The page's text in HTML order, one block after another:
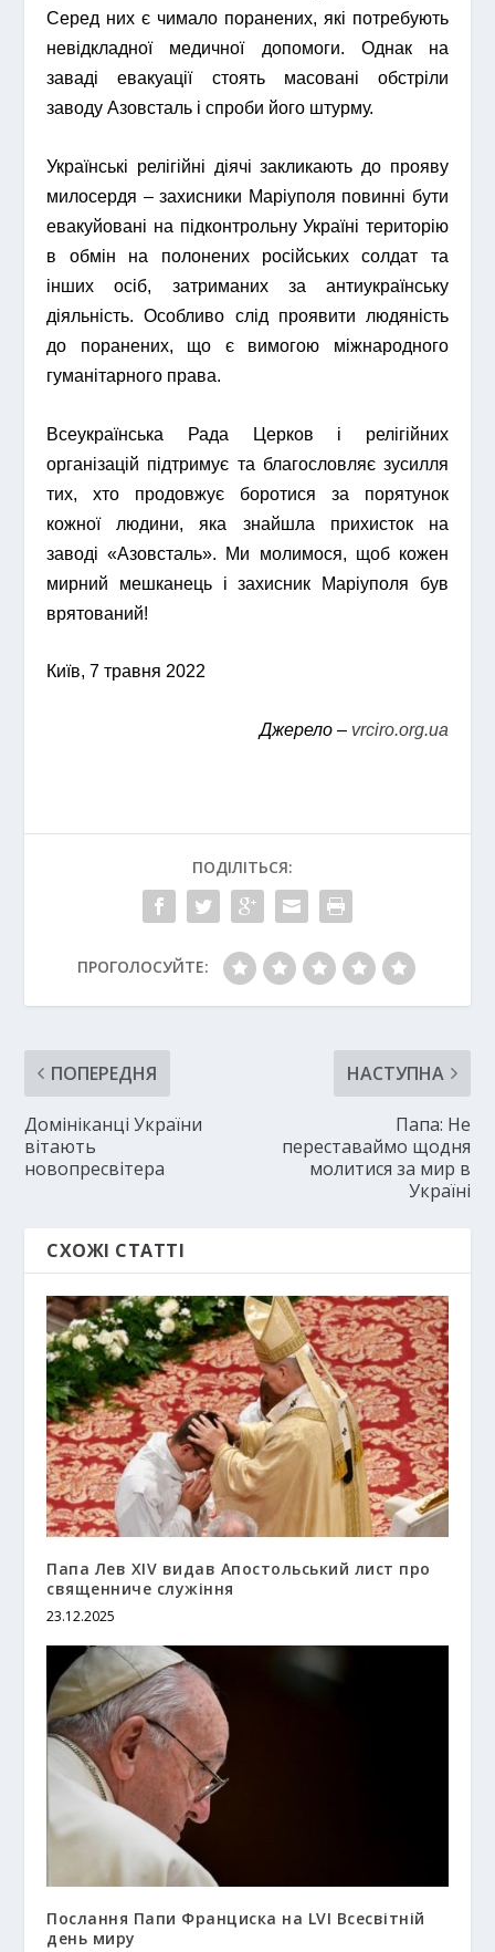
Серед них є чимало поранених, які потребують
невідкладної медичної допомоги. Однак на
заваді евакуації стоять масовані обстріли
заводу Азовсталь і спроби його штурму.
Українські релігійні діячі закликають до прояву
милосердя – захисники Маріуполя повинні бути
евакуйовані на підконтрольну Україні територію
в обмін на полонених російських солдат та
інших осіб, затриманих за антиукраїнську
діяльність. Особливо слід проявити людяність
до поранених, що є вимогою міжнародного
гуманітарного права.
Всеукраїнська Рада Церков і релігійних
організацій підтримує та благословляє зусилля
тих, хто продовжує боротися за порятунок
кожної людини, яка знайшла прихисток на
заводі «Азовсталь». Ми молимося, щоб кожен
мирний мешканець і захисник Маріуполя був
врятований!
Київ, 7 травня 2022
Джерело – vrciro.org.ua
ПОДІЛІТЬСЯ:
ПРОГОЛОСУЙТЕ:
ПОПЕРЕДНЯ
Домініканці України
вітають
новопресвітера
НАСТУПНА
Папа: Не
переставаймо щодня
молитися за мир в
Україні
СХОЖІ СТАТТІ
Папа Лев XIV видав Апостольський лист про
священниче служіння
23.12.2025
Послання Папи Франциска на LVI Всесвітній
день миру